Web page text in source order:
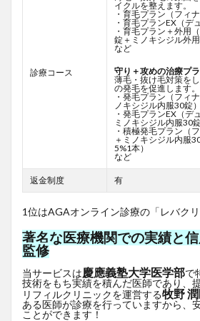
診療コース
イクルを整えます。
・育毛プラン（フィ
・育毛プランEX（デ
・育毛プラン＋外用
錠＋ミノキシジル外用
など
守り＋攻めの治療プ
薄毛・抜け毛対策を
の発毛を促進します。
・発毛プラン（フィ
ノキシジル内服30錠）
・発毛プランEX（デ
ミノキシジル内服30錠
・積極発毛プラン（
＋ミノキシジル内服
5%1本）
など
返金制度 有
1位はAGAオンライン診療の「レバクリ
著名な医療機関での実績と
監修
当サービスは慶應義塾大学医学部で
技術をもち実績を積んだ医師であり、
リフィルクリニックを運営する牧野
ある医師が診療を行っていますから、
ことができます！